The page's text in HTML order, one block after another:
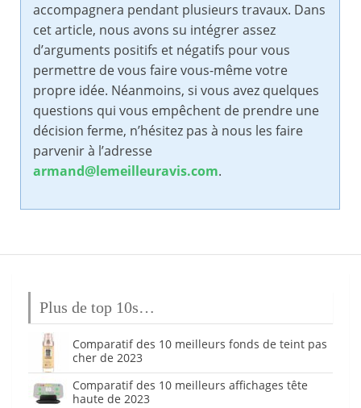
accompagnera pendant plusieurs travaux. Dans
cet article, nous avons su intégrer assez
d’arguments positifs et négatifs pour vous
permettre de vous faire vous-même votre
propre idée. Néanmoins, si vous avez quelques
questions qui vous empêchent de prendre une
décision ferme, n’hésitez pas à nous les faire
parvenir à l’adresse
armand@lemeilleuravis.com.
Plus de top 10s…
Comparatif des 10 meilleurs fonds de teint pas
cher de 2023
Comparatif des 10 meilleurs affichages tête
haute de 2023